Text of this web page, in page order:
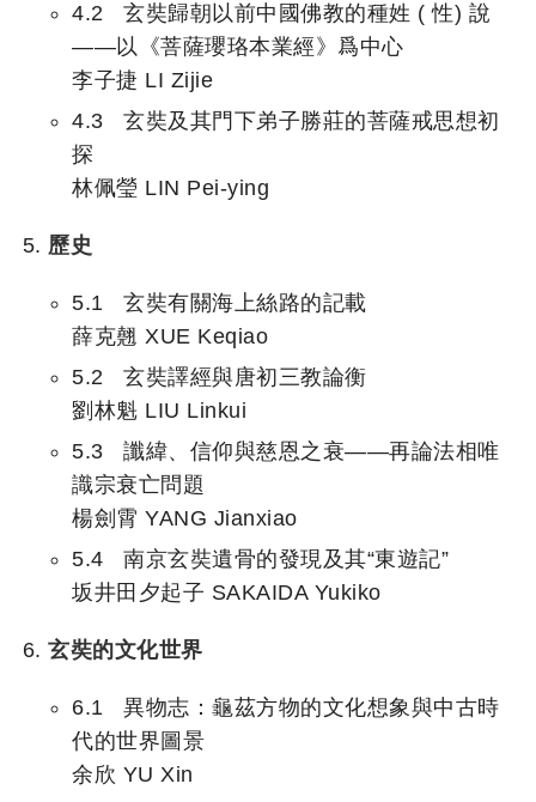
4.2 玄奘歸朝以前中國佛教的種姓 ( 性) 說
——以《菩薩瓔珞本業經》爲中心
李子捷 LI Zijie
4.3 玄奘及其門下弟子勝莊的菩薩戒思想初
探
林佩瑩 LIN Pei-ying
歷史
5.1 玄奘有關海上絲路的記載
薛克翹 XUE Keqiao
5.2 玄奘譯經與唐初三教論衡
劉林魁 LIU Linkui
5.3 讖緯、信仰與慈恩之衰——再論法相唯
識宗衰亡問題
楊劍霄 YANG Jianxiao
5.4 南京玄奘遺骨的發現及其“東遊記”
坂井田夕起子 SAKAIDA Yukiko
玄奘的文化世界
6.1 異物志：龜茲方物的文化想象與中古時
代的世界圖景
余欣 YU Xin